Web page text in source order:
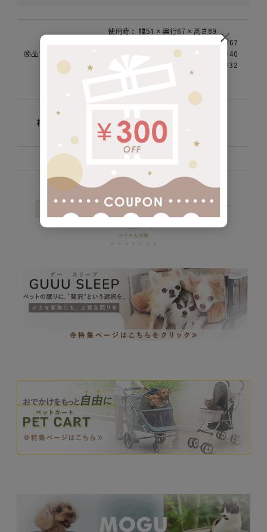
商品サイズ(cm)/重
量
使用時： 幅51 × 奥行67 × 高さ89
折りたたみ時： 幅51 × 奥行30 × 高さ67
上部キャリー： 幅48 × 奥行34 × 高さ40
下部キャリー： 幅51 × 奥行55 × 高さ32
材質 / 素材
フレーム：スチール
車輪：EVA
生産国